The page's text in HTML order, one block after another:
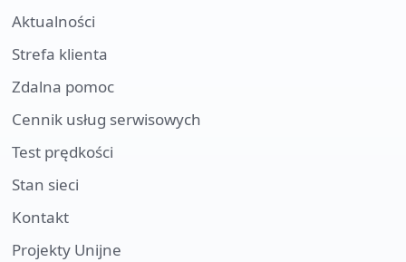
Aktualności
Strefa klienta
Zdalna pomoc
Cennik usług serwisowych
Test prędkości
Stan sieci
Kontakt
Projekty Unijne